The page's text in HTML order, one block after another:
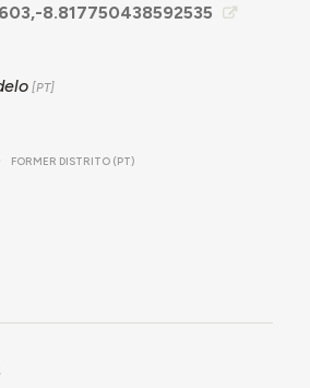
8.817750438592535
FORMER DISTRITO (PT)